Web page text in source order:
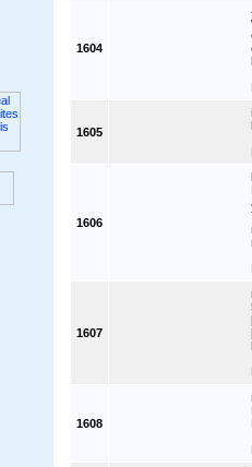
1604
1605
1606
1607
1608